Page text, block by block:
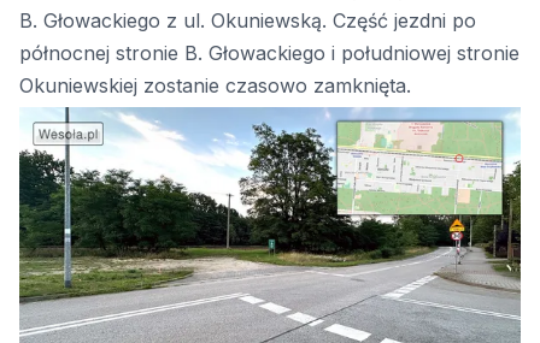
B. Głowackiego z ul. Okuniewską. Część jezdni po
północnej stronie B. Głowackiego i południowej stronie
Okuniewskiej zostanie czasowo zamknięta.